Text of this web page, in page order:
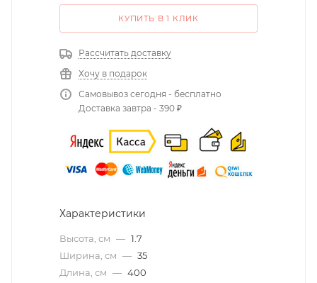
КУПИТЬ В 1 КЛИК
Рассчитать доставку
Хочу в подарок
Самовывоз сегодня - бесплатно
Доставка завтра - 390 ₽
Характеристики
Высота, см — 1.7
Ширина, см — 35
Длина, см — 400